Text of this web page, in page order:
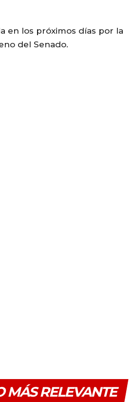
en los próximos días por la
del Senado.
MÁS RELEVANTE